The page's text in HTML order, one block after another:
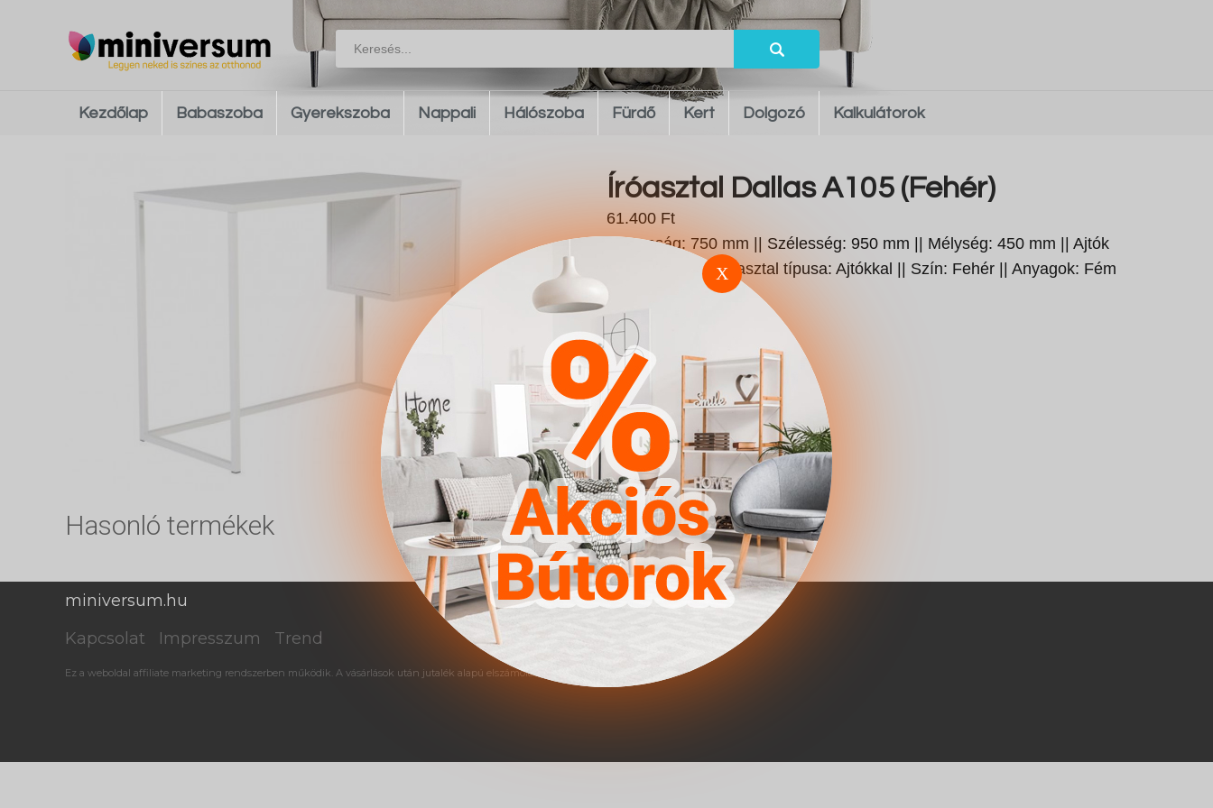
Kezdőlap Babaszoba Gyerekszoba Nappali Hálószoba Fürdő Kert Dolgozó Kalkulátorok
Íróasztal Dallas A105 (Fehér)
61.400 Ft
Magasság: 750 mm || Szélesség: 950 mm || Mélység: 450 mm || Ajtók
száma: 1 db. || Íróasztal típusa: Ajtókkal || Szín: Fehér || Anyagok: Fém
Hasonló termékek
miniversum.hu
Kapcsolat
Impresszum Trend
Ez a weboldal affiliate marketing rendszerben működik. A vásárlások után jutalék alapú elszámolás történik.
X